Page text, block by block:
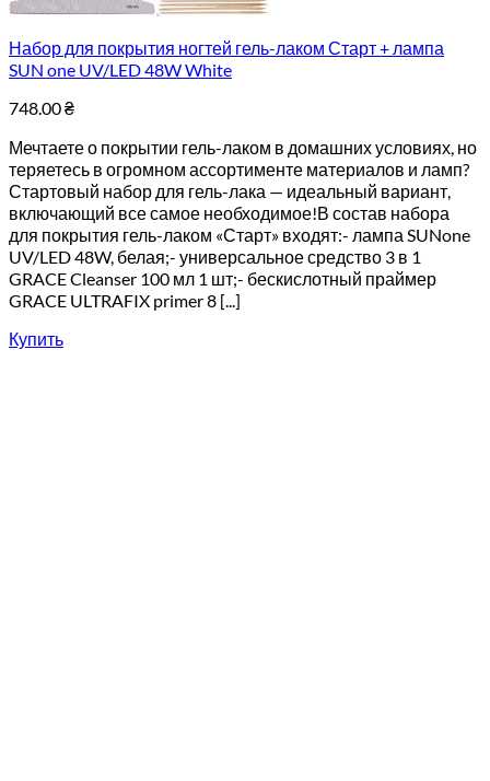
Набор для покрытия ногтей гель-лаком Старт + лампа
SUN one UV/LED 48W White
748.00₴
Мечтаете о покрытии гель-лаком в домашних условиях, но
теряетесь в огромном ассортименте материалов и ламп?
Стартовый набор для гель-лака — идеальный вариант,
включающий все самое необходимое!В состав набора
для покрытия гель-лаком «Старт» входят:- лампа SUNone
UV/LED 48W, белая;- универсальное средство 3 в 1
GRACE Cleanser 100 мл 1 шт;- бескислотный праймер
GRACE ULTRAFIX primer 8 [...]
Купить